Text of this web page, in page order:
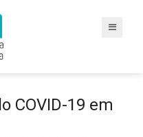
COVID-19 em